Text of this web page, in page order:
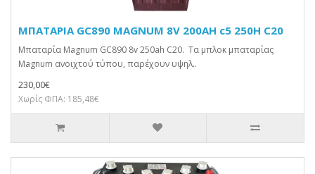
ΜΠΑΤΑΡΙΑ GC890 MAGNUM 8V 200AH c5 250H C20
Μπαταρία Magnum GC890 8v 250ah C20. Τα μπλοκ μπαταρίας
Magnum ανοιχτού τύπου, παρέχουν υψηλ..
230,00€
Χωρίς ΦΠΑ: 185,48€